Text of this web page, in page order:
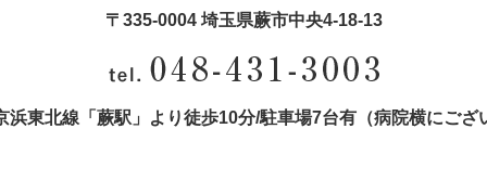
〒335-0004 埼玉県蕨市中央4‐18‐13
東北線「蕨駅」より徒歩10分/駐車場7台有（病院横にござ